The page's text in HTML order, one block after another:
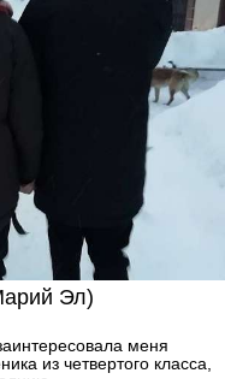
Эл)
меня
из четвертого класса,